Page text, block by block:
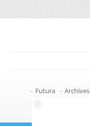
- Futura - Archives